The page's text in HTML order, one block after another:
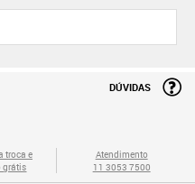
DÚVIDAS
troca e
grátis
Atendimento
11 3053 7500